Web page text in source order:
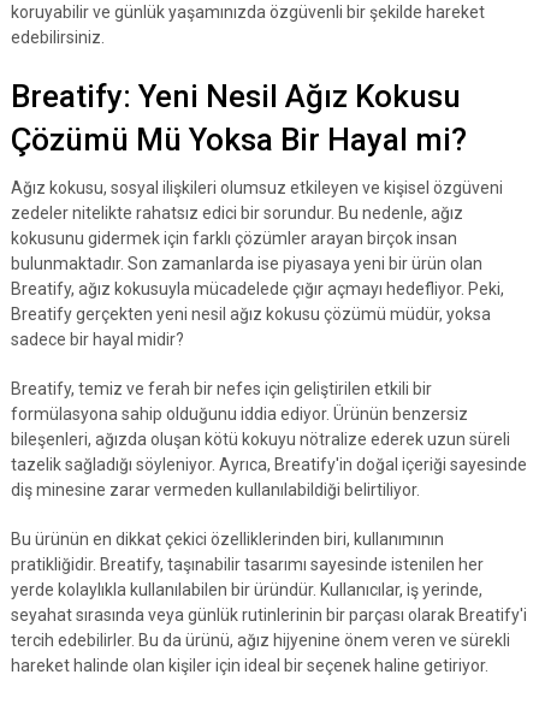
koruyabilir ve günlük yaşamınızda özgüvenli bir şekilde hareket
edebilirsiniz.
Breatify: Yeni Nesil Ağız Kokusu
Çözümü Mü Yoksa Bir Hayal mi?
Ağız kokusu, sosyal ilişkileri olumsuz etkileyen ve kişisel özgüveni
zedeler nitelikte rahatsız edici bir sorundur. Bu nedenle, ağız
kokusunu gidermek için farklı çözümler arayan birçok insan
bulunmaktadır. Son zamanlarda ise piyasaya yeni bir ürün olan
Breatify, ağız kokusuyla mücadelede çığır açmayı hedefliyor. Peki,
Breatify gerçekten yeni nesil ağız kokusu çözümü müdür, yoksa
sadece bir hayal midir?
Breatify, temiz ve ferah bir nefes için geliştirilen etkili bir
formülasyona sahip olduğunu iddia ediyor. Ürünün benzersiz
bileşenleri, ağızda oluşan kötü kokuyu nötralize ederek uzun süreli
tazelik sağladığı söyleniyor. Ayrıca, Breatify'in doğal içeriği sayesinde
diş minesine zarar vermeden kullanılabildiği belirtiliyor.
Bu ürünün en dikkat çekici özelliklerinden biri, kullanımının
pratikliğidir. Breatify, taşınabilir tasarımı sayesinde istenilen her
yerde kolaylıkla kullanılabilen bir üründür. Kullanıcılar, iş yerinde,
seyahat sırasında veya günlük rutinlerinin bir parçası olarak Breatify'i
tercih edebilirler. Bu da ürünü, ağız hijyenine önem veren ve sürekli
hareket halinde olan kişiler için ideal bir seçenek haline getiriyor.